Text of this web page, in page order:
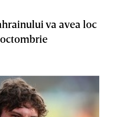
va avea loc